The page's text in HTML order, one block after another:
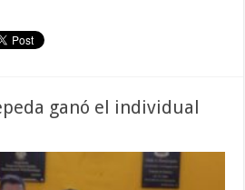
ganó el individual